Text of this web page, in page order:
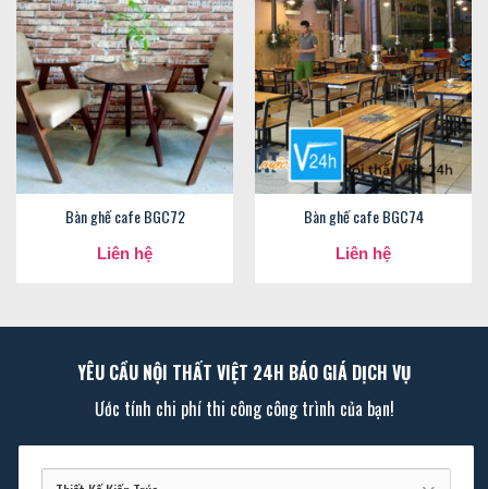
Bàn ghế cafe BGC72
Liên hệ
Bàn ghế cafe BGC74
Liên hệ
YÊU CẦU NỘI THẤT VIỆT 24H BÁO GIÁ DỊCH VỤ
Ước tính chi phí thi công công trình của bạn!